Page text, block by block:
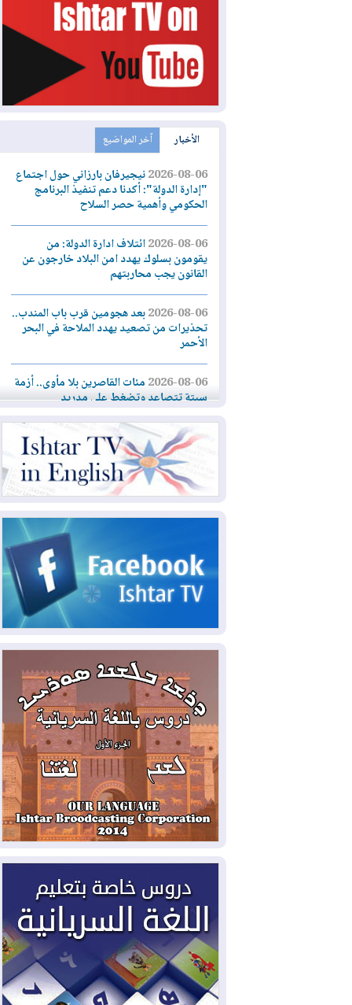
الأخبار آخر المواضيع
2026-08-06نيجيرفان بارزاني حول اجتماع
"إدارة الدولة": أكدنا دعم تنفيذ البرنامج
الحكومي وأهمية حصر السلاح
2026-08-06ائتلاف ادارة الدولة: من
يقومون بسلوك يهدد امن البلاد خارجون عن
القانون يجب محاربتهم
2026-08-06بعد هجومين قرب باب المندب..
تحذيرات من تصعيد يهدد الملاحة في البحر
الأحمر
2026-08-06مئات القاصرين بلا مأوى.. أزمة
سبتة تتصاعد وتضغط على مدريد
2026-08-05
لمدة عام.. بدء توريد 100
مليون قدم مكعب يومياً من غاز كورمور في
إقليم كوردستان إلى وزارة الكهرباء العراقية
ملامح أخطر التحديات التي تواجه العراق
2026-08-05
حرائق فرنسا.. توقيف 402
شخص بينهم 156 قاصرا منذ بداية موسم
الحرائق
2026-08-04سومو: إنتاج النفط في إقليم
كوردستان انخفض إلى أقل من 10%
2026-08-04ملفات حقبة الكاظمي تعود إلى
الواجهة.. أنباء عن مراجعات قضائية
وتحقيقات أوسع في قضايا فساد
2026-08-04بيترو يشكو تزوير الانتخابات
الرئاسية ويحذر من "حرب أهلية" في
كولومبيا
2026-08-03رئيس إقليم كوردستان في
2026-08-03العراق يؤكد مجدداً التزامه
بمنع الهجمات على الدول المجاورة
2026-08-03العجز والاقتراض يطوقان
المالية العراقية.. اقتراض يتجاوز 3 تريليونات
دينار!